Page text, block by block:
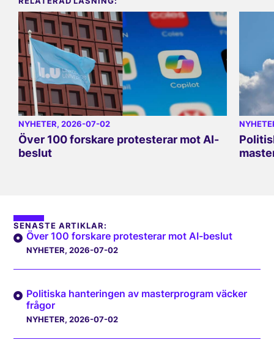
NYHETER, 2026-07-02
Över 100 forskare protesterar mot AI-
beslut
SENASTE ARTIKLAR:
Över 100 forskare protesterar mot AI-beslut
NYHETER, 2026-07-02
Politiska hanteringen av masterprogram väcker
frågor
NYHETER, 2026-07-02